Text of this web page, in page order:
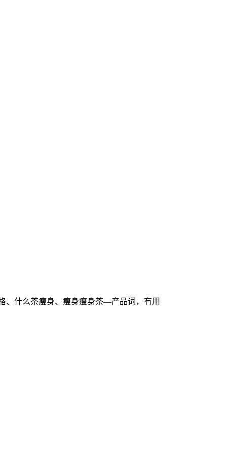
、什么茶瘦身、瘦身瘦身茶—产品词，有用